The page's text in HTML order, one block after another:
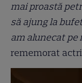
mai proastă
să ajung la
am alunecat pe
rememorat